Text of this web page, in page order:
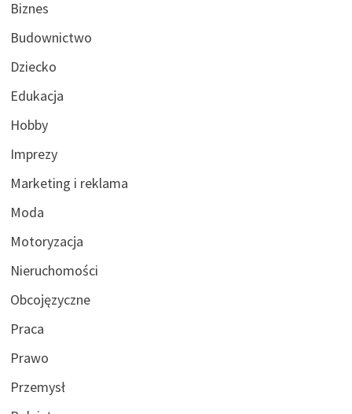
Biznes
Budownictwo
Dziecko
Edukacja
Hobby
Imprezy
Marketing i reklama
Moda
Motoryzacja
Nieruchomości
Obcojęzyczne
Praca
Prawo
Przemysł